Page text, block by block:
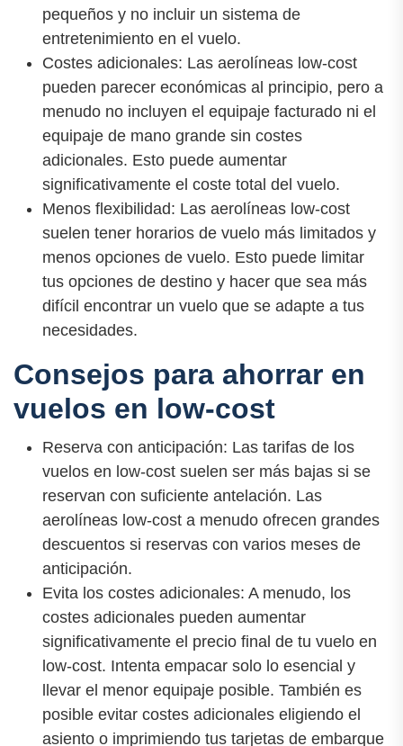
pequeños y no incluir un sistema de
entretenimiento en el vuelo.
Costes adicionales: Las aerolíneas low-cost
pueden parecer económicas al principio, pero a
menudo no incluyen el equipaje facturado ni el
equipaje de mano grande sin costes
adicionales. Esto puede aumentar
significativamente el coste total del vuelo.
Menos flexibilidad: Las aerolíneas low-cost
suelen tener horarios de vuelo más limitados y
menos opciones de vuelo. Esto puede limitar
tus opciones de destino y hacer que sea más
difícil encontrar un vuelo que se adapte a tus
necesidades.
Consejos para ahorrar en
vuelos en low-cost
Reserva con anticipación: Las tarifas de los
vuelos en low-cost suelen ser más bajas si se
reservan con suficiente antelación. Las
aerolíneas low-cost a menudo ofrecen grandes
descuentos si reservas con varios meses de
anticipación.
Evita los costes adicionales: A menudo, los
costes adicionales pueden aumentar
significativamente el precio final de tu vuelo en
low-cost. Intenta empacar solo lo esencial y
llevar el menor equipaje posible. También es
posible evitar costes adicionales eligiendo el
asiento o imprimiendo tus tarjetas de embarque